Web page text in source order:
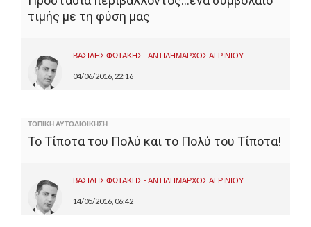
τιμής με τη φύση μας
ΒΑΣΙΛΗΣ ΦΩΤΑΚΗΣ - ΑΝΤΙΔΗΜΑΡΧΟΣ ΑΓΡΙΝΙΟΥ
04/06/2016, 22:16
ΤΟΠΙΚΗ ΑΥΤΟΔΙΟΙΚΗΣΗ
Το Τίποτα του Πολύ και το Πολύ του Τίποτα!
ΒΑΣΙΛΗΣ ΦΩΤΑΚΗΣ - ΑΝΤΙΔΗΜΑΡΧΟΣ ΑΓΡΙΝΙΟΥ
14/05/2016, 06:42